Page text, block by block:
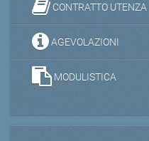
CONTRATTO UTENZA
AGEVOLAZIONI
MODULISTICA